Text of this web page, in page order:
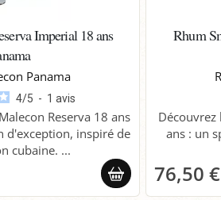
Imperial 18 ans
Panama
4/5 - 1avis
Reserva 18 ans
d'exception, inspiré de
cubaine. ...
Rhum
Découvrez
ans : un
76,50 €